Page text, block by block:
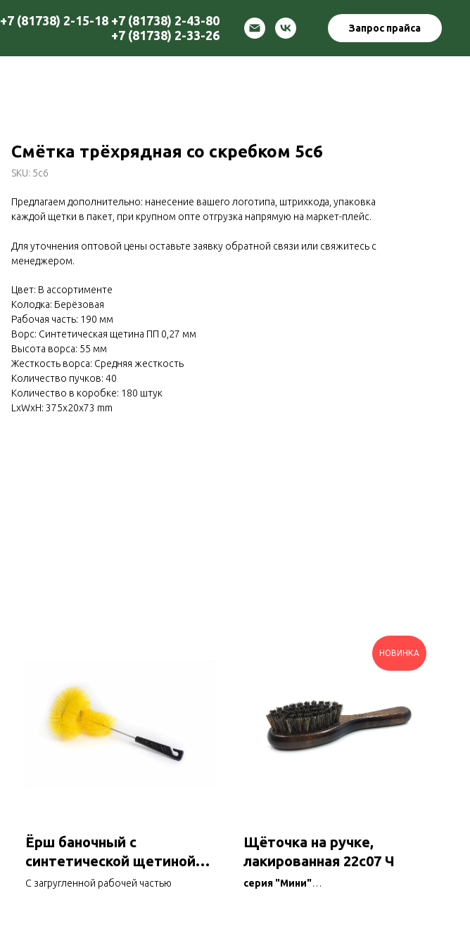
+7 (81738) 2-15-18 +7 (81738) 2-43-80
+7 (81738) 2-33-26
Запрос прайса
Смётка трёхрядная со скребком 5с6
SKU: 5с6
Предлагаем дополнительно: нанесение вашего логотипа, штрихкода, упаковка
каждой щетки в пакет, при крупном опте отгрузка напрямую на маркет-плейс.
Для уточнения оптовой цены оставьте заявку обратной связи или свяжитесь с
менеджером.
Цвет: В ассортименте
Колодка: Берёзовая
Рабочая часть: 190 мм
Ворс: Синтетическая щетина ПП 0,27 мм
Высота ворса: 55 мм
Жесткость ворса: Средняя жесткость
Количество пучков: 40
Количество в коробке: 180 штук
LxWxH: 375x20x73 mm
Ёрш баночный с
синтетической щетиной
6с7с
С загругленной рабочей частью
НОВИНКА
Щёточка на ручке,
лакированная 22с07 Ч
серия "Мини"